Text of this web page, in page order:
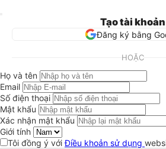
Tạo tài khoản
Đăng ký bằng
HOẶC
Họ và tên
Email
Số điện thoại
Mật khẩu
Xác nhận mật khẩu
Giới tính
Tôi đồng ý vớiĐiều khoản sử dụng